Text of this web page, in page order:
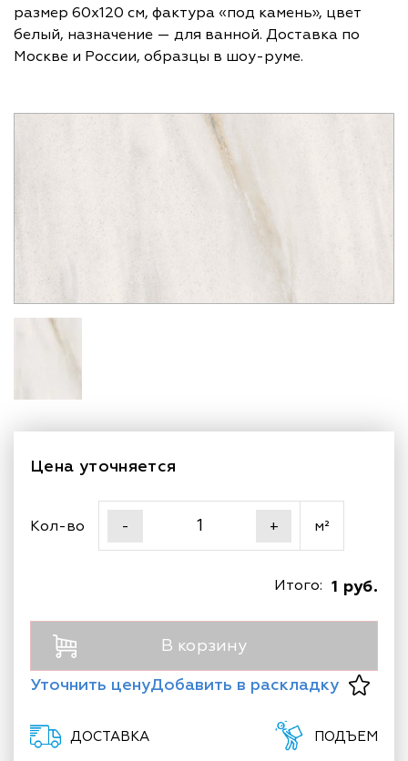
размер 60х120 см, фактура «под камень», цвет
белый, назначение — для ванной. Доставка по
Москве и России, образцы в шоу-руме.
Цена уточняется
Кол-во - + м²
1 руб.
Итого:
В корзину
Уточнить ценуДобавить в раскладку
ДОСТАВКА ПОДЪЕМ